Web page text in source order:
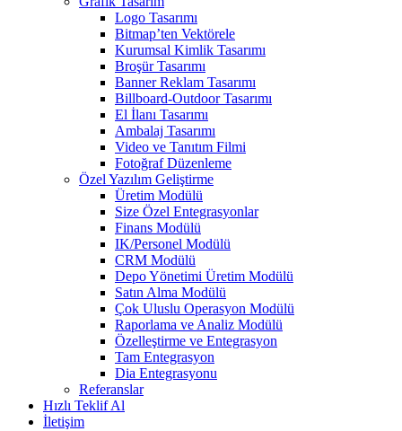
Logo Tasarımı
Bitmap’ten Vektörele
Kurumsal Kimlik Tasarımı
Broşür Tasarımı
Banner Reklam Tasarımı
Billboard-Outdoor Tasarımı
El İlanı Tasarımı
Ambalaj Tasarımı
Video ve Tanıtım Filmi
Fotoğraf Düzenleme
Özel Yazılım Geliştirme
Üretim Modülü
Size Özel Entegrasyonlar
Finans Modülü
IK/Personel Modülü
CRM Modülü
Depo Yönetimi Üretim Modülü
Satın Alma Modülü
Çok Uluslu Operasyon Modülü
Raporlama ve Analiz Modülü
Özelleştirme ve Entegrasyon
Tam Entegrasyon
Dia Entegrasyonu
Referanslar
Hızlı Teklif Al
İletişim